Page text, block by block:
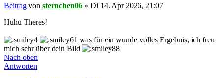
Beitrag von sternchen06 » Di 14. Apr 2026, 21:07
Huhu Theres!
was für ein wundervolles Ergebnis, ich freu
mich sehr über dein Bild
Nach oben
Antworten